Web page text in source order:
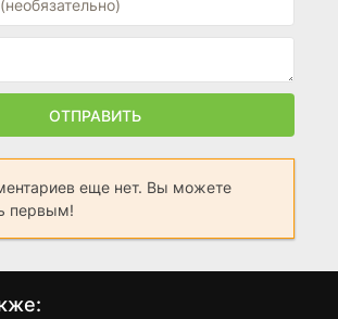
2
ОТПРАВИТЬ
еще нет. Вы можете
первым!